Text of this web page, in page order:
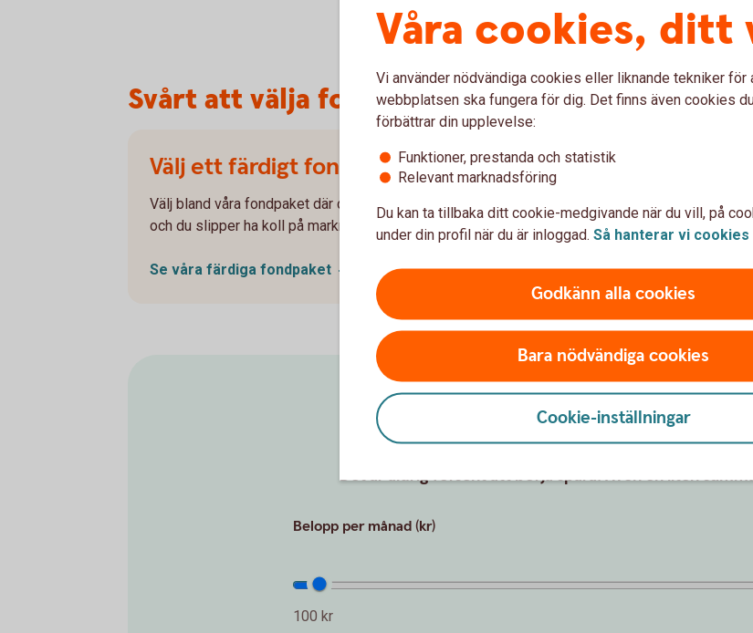
Svårt att välja fond?
Välj ett färdigt fondpaket
Välj bland våra fondpaket där du sparar i många fonder samtidigt. Förvaltarna gör jobbet
och du slipper ha koll på marknaden.
Se våra färdiga fondpaket
Månadsspara i fonder
Det är aldrig försent att börja spara. Även en liten
Belopp per månad (kr)
100 kr
Våra cookies, ditt
Vi använder nödvändiga cookies eller liknande tekniker för
webbplatsen ska fungera för dig. Det finns även cookies
förbättrar din upplevelse:
Funktioner, prestanda och statistik
Relevant marknadsföring
Du kan ta tillbaka ditt cookie-medgivande när du vill, på
under din profil när du är inloggad. Så hanterar vi cookies
Godkänn alla cookies
Bara nödvändiga cookies
Cookie-inställningar